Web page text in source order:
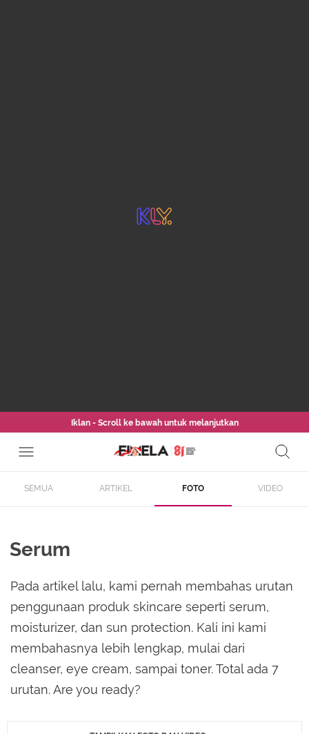
Iklan - Scroll ke bawah untuk melanjutkan
SEMUA ARTIKEL FOTO VIDEO
Serum
Pada artikel lalu, kami pernah membahas urutan
penggunaan produk skincare seperti serum,
moisturizer, dan sun protection. Kali ini kami
membahasnya lebih lengkap, mulai dari
cleanser, eye cream, sampai toner. Total ada 7
urutan. Are you ready?